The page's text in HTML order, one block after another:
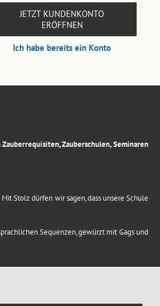
JETZT KUNDENKONTO
ERÖFFNEN
Ich habe bereits ein Konto
Zauberschulen, Seminaren
Stolz dürfen wir sagen, dass unsere Schule
Sequenzen, gewürzt mit Gags und